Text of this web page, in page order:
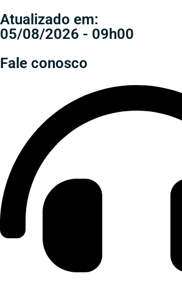
Atualizado em:
05/08/2026 - 09h00
Fale conosco